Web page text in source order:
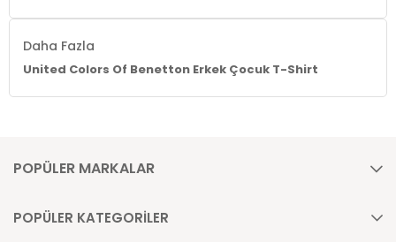
Daha Fazla
United Colors Of Benetton Erkek Çocuk T-Shirt
POPÜLER MARKALAR
POPÜLER KATEGORİLER